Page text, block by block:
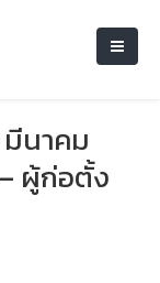
มีนาคม
ผู้ก่อตั้ง